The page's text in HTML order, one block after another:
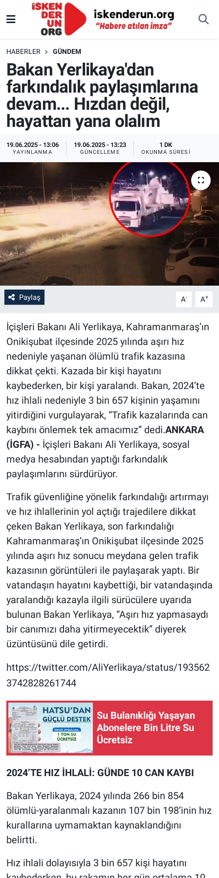
HABERLER GÜNDEM
Bakan Yerlikaya'dan
farkındalık paylaşımlarına
devam... Hızdan değil,
hayattan yana olalım
19.06.2025 - 13:06
YAYINLANMA
19.06.2025 - 13:23
GÜNCELLEME
1 DK
OKUNMA SÜRESI
Paylaş A- A+
İçişleri Bakanı Ali Yerlikaya, Kahramanmaraş’ın
Onikişubat ilçesinde 2025 yılında aşırı hız
nedeniyle yaşanan ölümlü trafik kazasına
dikkat çekti. Kazada bir kişi hayatını
kaybederken, bir kişi yaralandı. Bakan, 2024’te
hız ihlali nedeniyle 3 bin 657 kişinin yaşamını
yitirdiğini vurgulayarak, “Trafik kazalarında can
kaybını önlemek tek amacımız” dedi.ANKARA
(İGFA) - İçişleri Bakanı Ali Yerlikaya, sosyal
medya hesabından yaptığı farkındalık
paylaşımlarını sürdürüyor.
Trafik güvenliğine yönelik farkındalığı artırmayı
ve hız ihlallerinin yol açtığı trajedilere dikkat
çeken Bakan Yerlikaya, son farkındalığı
Kahramanmaraş’ın Onikişubat ilçesinde 2025
yılında aşırı hız sonucu meydana gelen trafik
kazasının görüntüleri ile paylaşarak yaptı. Bir
vatandaşın hayatını kaybettiği, bir vatandaşında
yaralandığı kazayla ilgili sürücülere uyarıda
bulunan Bakan Yerlikaya, “Aşırı hız yapmasaydı
bir canımızı daha yitirmeyecektik” diyerek
üzüntüsünü dile getirdi.
https://twitter.com/AliYerlikaya/status/193562
3742828261744
Su Bulanıklığı Yaşayan
Abonelere Bin Litre Su
Ücretsiz
2024’TE HIZ İHLALİ: GÜNDE 10 CAN KAYBI
Bakan Yerlikaya, 2024 yılında 266 bin 854
ölümlü-yaralanmalı kazanın 107 bin 198’inin hız
kurallarına uymamaktan kaynaklandığını
belirtti.
Hız ihlali dolayısıyla 3 bin 657 kişi hayatını